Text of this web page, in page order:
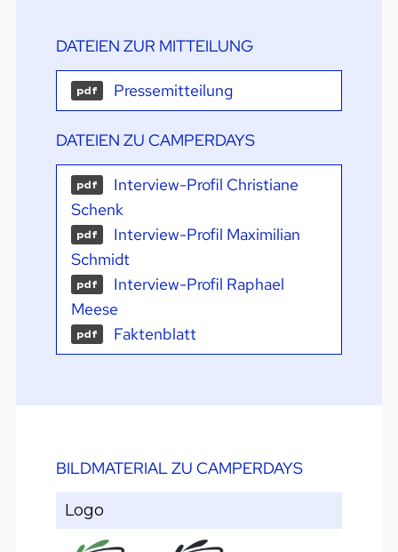
DATEIEN ZUR MITTEILUNG
pdf Pressemitteilung
DATEIEN ZU CAMPERDAYS
pdf
Interview-Profil Christiane
Schenk
pdf
Interview-Profil Maximilian
Schmidt
pdf
Interview-Profil Raphael
Meese
pdf Faktenblatt
BILDMATERIAL ZU CAMPERDAYS
Logo